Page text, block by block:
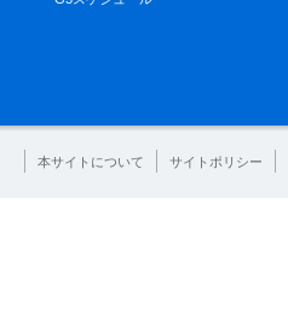
本サイトについて サイトポリシー